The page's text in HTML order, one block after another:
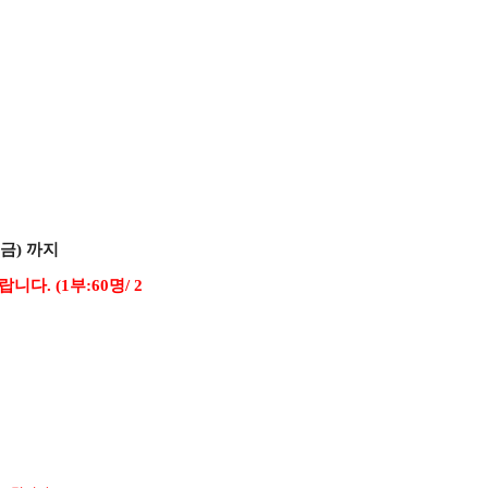
) 까지
니다. (1부:60명/ 2